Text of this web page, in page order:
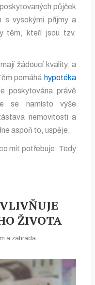
půjček
s vysokými příjmy a
těm, kteří jsou tzv.
žádoucí kvality, a
pomáhá hypotéka
poskytována právě
se namísto výše
nemovitosti a
aspoň to, uspěje.
mít potřebuje. Tedy
ŽIVOTA
a zahrada